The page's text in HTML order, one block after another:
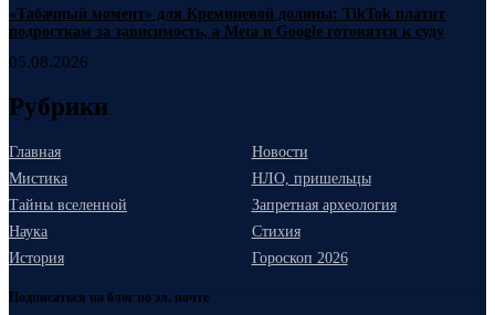
«Табачный момент» для Кремниевой долины: TikTok платит
подросткам за зависимость, а Meta и Google готовятся к суду
05.08.2026
Рубрики
Главная
Новости
Мистика
НЛО, пришельцы
Тайны вселенной
Запретная археология
Наука
Стихия
История
Гороскоп 2026
Подписаться на блог по эл. почте